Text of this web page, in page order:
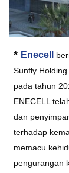
* Enecell
Sunfly
pada tahun
ENECELL
dan
terhadap
memacu
pengurangan